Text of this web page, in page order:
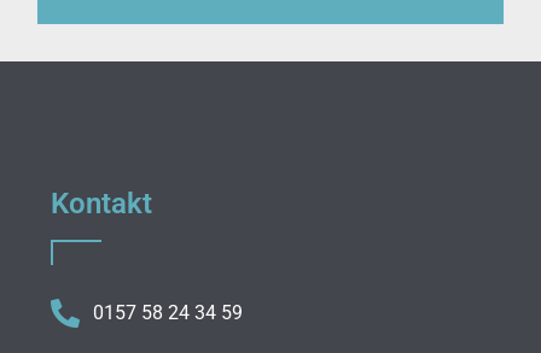
Kontakt
0157 58 24 34 59